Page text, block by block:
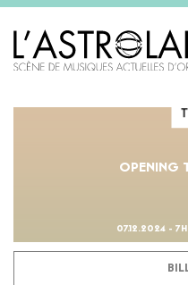
OPENING
07.12.2024 -